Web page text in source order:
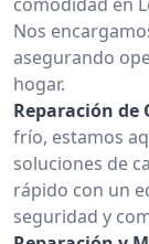
Nos
asegurando
hogar.
Reparación de
frío, estamos
soluciones de
rápido con un
seguridad y